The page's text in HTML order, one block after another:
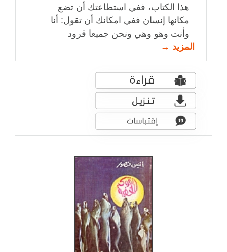
هذا الكتاب، ففي استطاعتك أن تضع
مكانها إنسان ففي امكانك أن تقول: أنا
وأنت وهو وهي ونحن جميعا قرود
المزيد →